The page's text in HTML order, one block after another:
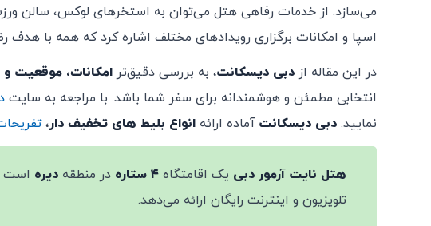
می‌سازد. از خدمات رفاهی هتل می‌توان به استخرهای لوکس، سالن
اسپا و امکانات برگزاری رویدادهای مختلف اشاره کرد که همه با هدف
در این مقاله از دبی دیسکانت، به بررسی دقیق‌تر امکانات، موقعیت
انتخابی مطمئن و هوشمندانه برای سفر شما باشد. با مراجعه به سایت
نمایید. دبی دیسکانت آماده ارائه انواع بلیط های تخفیف دار،
هتل نایت آرمور دبی یک اقامتگاه ۴ ستاره در منطقه دیره است
تلویزیون و اینترنت رایگان ارائه می‌دهد.